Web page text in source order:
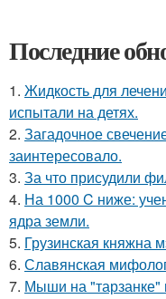
Последние
1. Жидкость для
испытали на детях.
2. Загадочное
заинтересовало.
3. За что присудили
4. На 1000 C ниже:
ядра земли.
5. Грузинская княжна
6. Славянская
7. Мыши на "тарзанке"